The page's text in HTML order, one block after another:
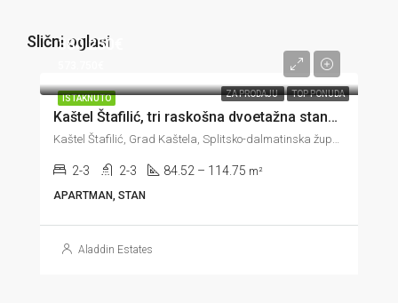
Slični oglasi
ISTAKNUTO ZA PRODAJU TOP PONUDA
380.250€
Kaštel Štafilić, tri raskošna dvoetažna stana u trećem redu do mora, 84-114 m2
Kaštel Štafilić, Grad Kaštela, Splitsko-dalmatinska županija, 21217, Hrvatska
2-3 2-3 84.52 – 114.75 m²
APARTMAN, STAN
Aladdin Estates